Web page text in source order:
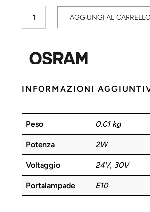
OSRAM
quantità
AGGIUNGI AL CARRELLO
INFORMAZIONI
Peso 0,01 kg
Potenza 2W
Voltaggio 24V, 30V
Portalampade E10